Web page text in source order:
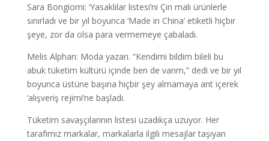
Sara Bongiorni: ‘Yasaklılar listesi’ni Çin malı ürünlerle
sınırladı ve bir yıl boyunca ‘Made in China’ etiketli hiçbir
şeye, zor da olsa para vermemeye çabaladı.
Melis Alphan: Moda yazarı. “Kendimi bildim bileli bu
abuk tüketim kültürü içinde ben de varım,” dedi ve bir yıl
boyunca üstüne başına hiçbir şey almamaya ant içerek
‘alışveriş rejimi’ne başladı.
Tüketim savaşçılarının listesi uzadıkça uzuyor. Her
tarafımız markalar, markalarla ilgili mesajlar taşıyan